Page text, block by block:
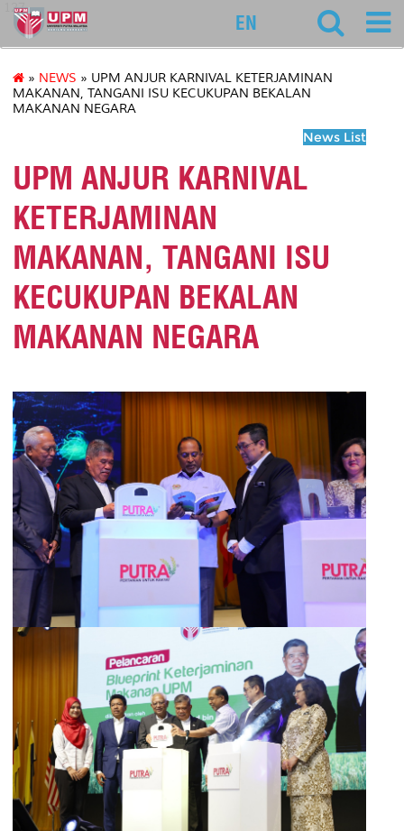
127
EN
» NEWS » UPM ANJUR KARNIVAL KETERJAMINAN
MAKANAN, TANGANI ISU KECUKUPAN BEKALAN
MAKANAN NEGARA
News List
UPM ANJUR KARNIVAL
KETERJAMINAN
MAKANAN, TANGANI ISU
KECUKUPAN BEKALAN
MAKANAN NEGARA